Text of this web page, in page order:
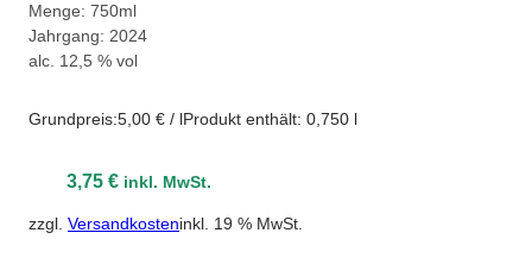
Menge: 750ml
Jahrgang: 2024
alc. 12,5 % vol
Grundpreis:5,00 € / lProdukt enthält: 0,750 l
3,75 € inkl. MwSt.
zzgl. Versandkosteninkl. 19 % MwSt.